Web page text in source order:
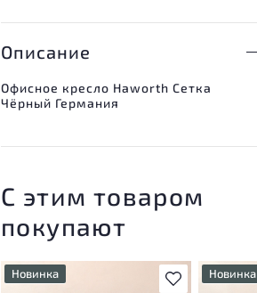
Описание
Офисное кресло Haworth Сетка
Чёрный Германия
С этим товаром
покупают
В избранное
Новинка Новинка